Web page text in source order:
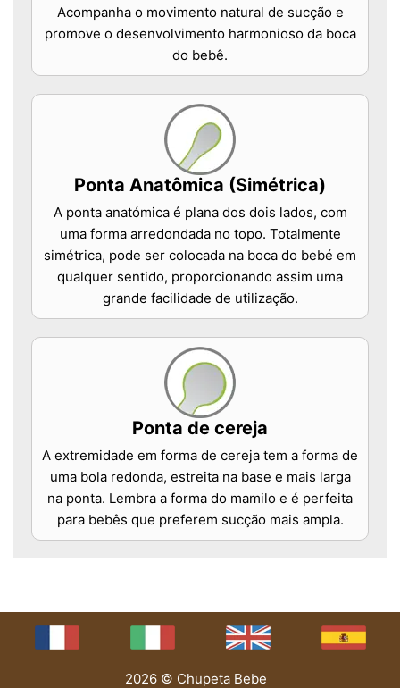
Acompanha o movimento natural de sucção e
promove o desenvolvimento harmonioso da boca
do bebê.
Ponta Anatômica (Simétrica)
A ponta anatómica é plana dos dois lados, com
uma forma arredondada no topo. Totalmente
simétrica, pode ser colocada na boca do bebé em
qualquer sentido, proporcionando assim uma
grande facilidade de utilização.
Ponta de cereja
A extremidade em forma de cereja tem a forma de
uma bola redonda, estreita na base e mais larga
na ponta. Lembra a forma do mamilo e é perfeita
para bebês que preferem sucção mais ampla.
2026 © Chupeta Bebe